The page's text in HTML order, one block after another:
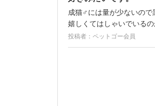
成猫♂には量が少ないの
嬉しくてはしゃいでいる
投稿者：ペットゴー会員